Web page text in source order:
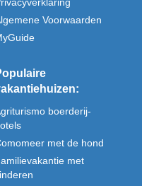
Voorwaarden
boerderij-
met de hond
met